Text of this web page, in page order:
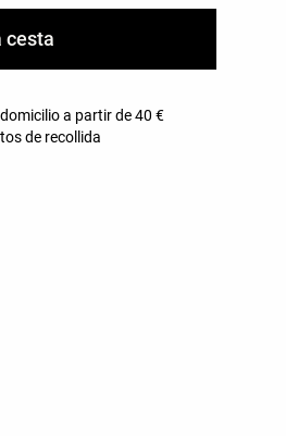
cesta
a partir de 40 €
de recollida